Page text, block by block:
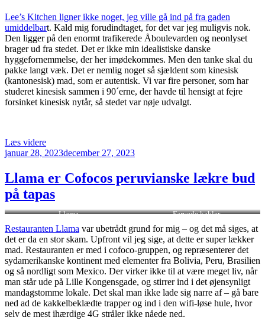
Lee’s Kitchen ligner ikke noget, jeg ville gå ind på fra gaden
umiddelbart. Kald mig forudindtaget, for det var jeg muligvis nok.
Den ligger på den enormt trafikerede Åboulevarden og neonlyset
brager ud fra stedet. Det er ikke min idealistiske danske
hyggefornemmelse, der her imødekommes. Men den tanke skal du
pakke langt væk. Det er nemlig noget så sjældent som kinesisk
(kantonesisk) mad, som er autentisk. Vi var fire personer, som har
studeret kinesisk sammen i 90´erne, der havde til hensigt at fejre
forsinket kinesisk nytår, så stedet var nøje udvalgt.
Læs videre“Lee’s
Kitchen
en
sjælden
kinesisk
mad”
Udgivet
januar 28, 2023december 27, 2023
Llama er Cofocos peruvianske lækre bud
på tapas
Llama Farvede kakler
Restauranten Llama var ubetrådt grund for mig – og det må siges, at
det er da en stor skam. Upfront vil jeg sige, at dette er super lækker
mad. Restauranten er med i cofoco-gruppen, og repræsenterer det
sydamerikanske kontinent med elementer fra Bolivia, Peru, Brasilien
og så nordligt som Mexico. Der virker ikke til at være meget liv, når
man står ude på Lille Kongensgade, og stirrer ind i det øjensynligt
mandagstomme lokale. Det skal man ikke lade sig narre af – gå bare
ned ad de kakkelbeklædte trapper og ind i den wifi-løse hule, hvor
selv de mest ihærdige 4G stråler ikke nåede ned.